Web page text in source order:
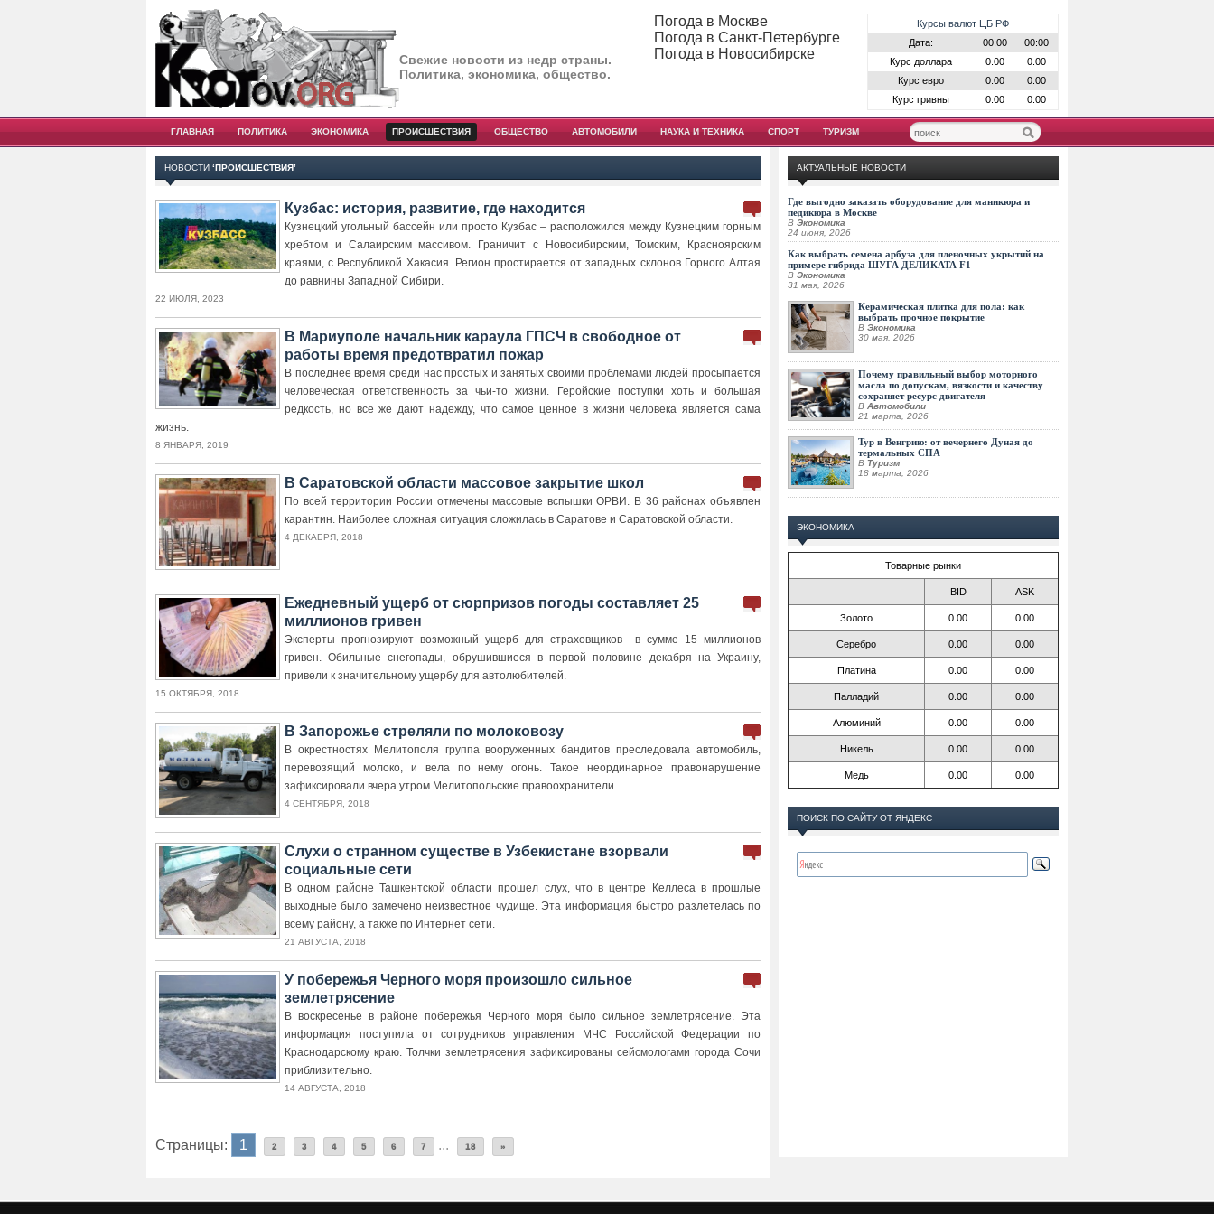
Свежие новости из недр страны.
Политика, экономика, общество.
Курсы валют ЦБ РФ
Дата:
00:00
00:00
Курс доллара
0.00
0.00
Курс евро
0.00
0.00
Курс гривны
0.00 0.00
Погода в Москве
Погода в Санкт-Петербурге
Погода в Новосибирске
ГЛАВНАЯ ПОЛИТИКА ЭКОНОМИКА ПРОИСШЕСТВИЯ ОБЩЕСТВО АВТОМОБИЛИ НАУКА И ТЕХНИКА СПОРТ ТУРИЗМ
НОВОСТИ ‘ПРОИСШЕСТВИЯ’
Кузбас: история, развитие, где находится
Кузнецкий угольный бассейн или просто Кузбас – расположился между Кузнецким горным
хребтом и Салаирским массивом. Граничит с Новосибирским, Томским, Красноярским
краями, с Республикой Хакасия. Регион простирается от западных склонов Горного Алтая
до равнины Западной Сибири.
22 ИЮЛЯ, 2023
В Мариуполе начальник караула ГПСЧ в свободное от
работы время предотвратил пожар
В последнее время среди нас простых и занятых своими проблемами людей просыпается
человеческая ответственность за чьи-то жизни. Геройские поступки хоть и большая
редкость, но все же дают надежду, что самое ценное в жизни человека является сама
жизнь.
8 ЯНВАРЯ, 2019
В Саратовской области массовое закрытие школ
По всей территории России отмечены массовые вспышки ОРВИ. В 36 районах объявлен
карантин. Наиболее сложная ситуация сложилась в Саратове и Саратовской области.
4 ДЕКАБРЯ, 2018
Ежедневный ущерб от сюрпризов погоды составляет 25
миллионов гривен
Эксперты прогнозируют возможный ущерб для страховщиков в сумме 15 миллионов
гривен. Обильные снегопады, обрушившиеся в первой половине декабря на Украину,
привели к значительному ущербу для автолюбителей.
15 ОКТЯБРЯ, 2018
В Запорожье стреляли по молоковозу
В окрестностях Мелитополя группа вооруженных бандитов преследовала автомобиль,
перевозящий молоко, и вела по нему огонь. Такое неординарное правонарушение
зафиксировали вчера утром Мелитопольские правоохранители.
4 СЕНТЯБРЯ, 2018
Слухи о странном существе в Узбекистане взорвали
социальные сети
В одном районе Ташкентской области прошел слух, что в центре Келлеса в прошлые
выходные было замечено неизвестное чудище. Эта информация быстро разлетелась по
всему району, а также по Интернет сети.
21 АВГУСТА, 2018
У побережья Черного моря произошло сильное
землетрясение
В воскресенье в районе побережья Черного моря было сильное землетрясение. Эта
информация поступила от сотрудников управления МЧС Российской Федерации по
Краснодарскому краю. Толчки землетрясения зафиксированы сейсмологами города Сочи
приблизительно.
14 АВГУСТА, 2018
Страницы: 1 2 3 4 5 6 7 ... 18 »
АКТУАЛЬНЫЕ НОВОСТИ
Где выгодно заказать оборудование для маникюра и
педикюра в Москве
В Экономика
24 июня, 2026
Как выбрать семена арбуза для пленочных укрытий на
примере гибрида ШУГА ДЕЛИКАТА F1
В Экономика
31 мая, 2026
Керамическая плитка для пола: как
выбрать прочное покрытие
В Экономика
30 мая, 2026
Почему правильный выбор моторного
масла по допускам, вязкости и качеству
сохраняет ресурс двигателя
В Автомобили
21 марта, 2026
Тур в Венгрию: от вечернего Дуная до
термальных СПА
В Туризм
18 марта, 2026
ЭКОНОМИКА
Товарные рынки
BID ASK
Золото 0.00 0.00
Серебро 0.00 0.00
Платина 0.00 0.00
Палладий 0.00 0.00
Алюминий 0.00 0.00
Никель 0.00 0.00
Медь 0.00 0.00
ПОИСК ПО САЙТУ ОТ ЯНДЕКС